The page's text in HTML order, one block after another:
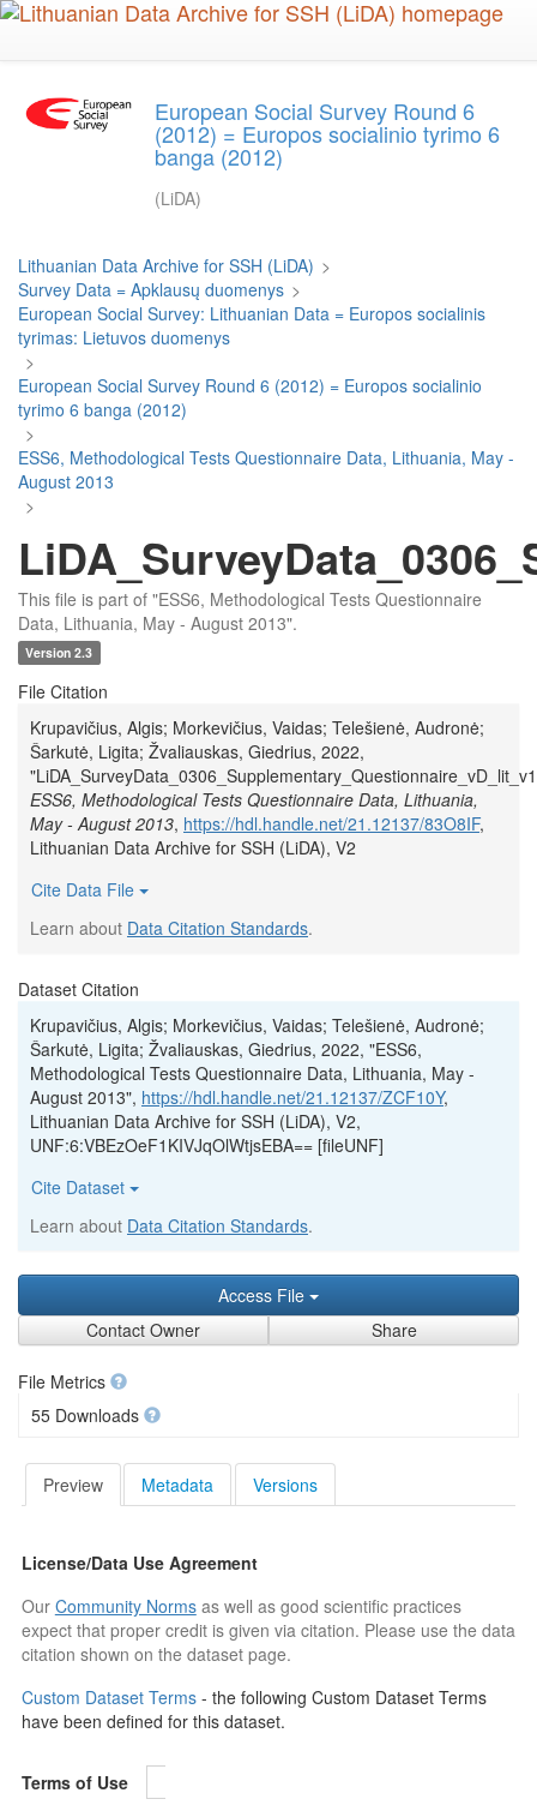
Skip
European Social Survey Round 6
(2012) = Europos socialinio tyrimo 6
banga (2012)
(LiDA)
Lithuanian Data Archive for SSH (LiDA) >
Survey Data = Apklausų duomenys >
European Social Survey: Lithuanian Data = Europos socialinis
tyrimas: Lietuvos duomenys
>
European Social Survey Round 6 (2012) = Europos socialinio
tyrimo 6 banga (2012)
>
ESS6, Methodological Tests Questionnaire Data, Lithuania, May -
August 2013
>
This file is part of "ESS6, Methodological Tests Questionnaire
Data, Lithuania, May - August 2013".
Version 2.3
File Citation
Krupavičius, Algis; Morkevičius, Vaidas; Telešienė, Audronė;
Šarkutė, Ligita; Žvaliauskas, Giedrius, 2022,
ESS6, Methodological Tests Questionnaire Data, Lithuania,
May - August 2013, https://hdl.handle.net/21.12137/83O8IF,
Lithuanian Data Archive for SSH (LiDA), V2
Cite Data File
Learn about Data Citation Standards.
Dataset Citation
Krupavičius, Algis; Morkevičius, Vaidas; Telešienė, Audronė;
Šarkutė, Ligita; Žvaliauskas, Giedrius, 2022, "ESS6,
Methodological Tests Questionnaire Data, Lithuania, May -
August 2013", https://hdl.handle.net/21.12137/ZCF10Y,
Lithuanian Data Archive for SSH (LiDA), V2,
UNF:6:VBEzOeF1KIVJqOlWtjsEBA== [fileUNF]
Cite Dataset
Learn about Data Citation Standards.
Access File
Contact Owner
Share
File Metrics
55 Downloads
Preview Metadata Versions
License/Data Use Agreement
Our Community Normsas well as good scientific practices
expect that proper credit is given via citation. Please use the data
citation shown on the dataset page.
Custom Dataset Terms - the following Custom Dataset Terms
have been defined for this dataset.
Terms of Use